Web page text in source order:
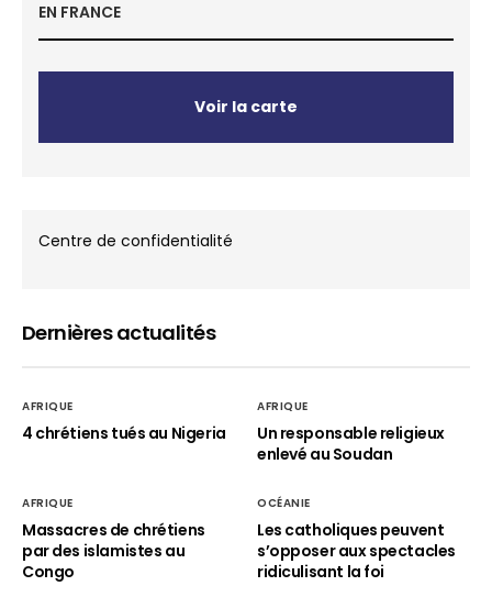
EN FRANCE
Voir la carte
Centre de confidentialité
Dernières actualités
AFRIQUE
4 chrétiens tués au Nigeria
AFRIQUE
Un responsable religieux
enlevé au Soudan
AFRIQUE
Massacres de chrétiens
par des islamistes au
Congo
OCÉANIE
Les catholiques peuvent
s’opposer aux spectacles
ridiculisant la foi